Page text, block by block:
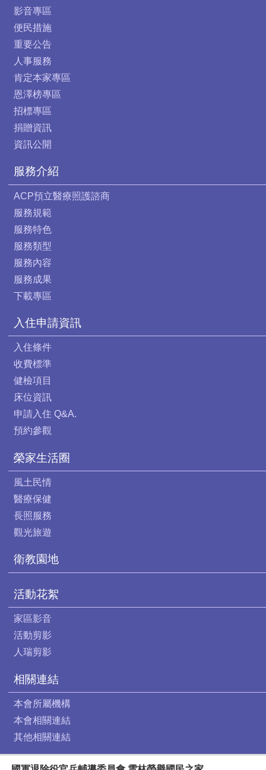
影音專區
便民措施
重要公告
人事服務
肯定本家專區
恩澤榜專區
招標專區
捐贈資訊
資訊公開
服務介紹
ACP預立醫療照護諮商
服務規範
服務特色
服務類型
服務內容
服務成果
下載專區
入住申請資訊
入住條件
收費標準
健檢項目
床位資訊
申請入住 Q&A.
預約參觀
榮家生活圈
風土民情
醫療保健
長照服務
觀光旅遊
衛教園地
活動花絮
家區影音
活動剪影
人瑞剪影
相關連結
本會所屬機構
本會相關連結
其他相關連結